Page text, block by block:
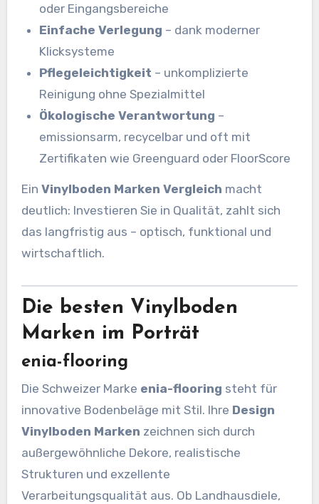
oder Eingangsbereiche
Einfache Verlegung – dank moderner
Klicksysteme
Pflegeleichtigkeit – unkomplizierte
Reinigung ohne Spezialmittel
Ökologische Verantwortung –
emissionsarm, recycelbar und oft mit
Zertifikaten wie Greenguard oder FloorScore
Ein Vinylboden Marken Vergleich macht
deutlich: Investieren Sie in Qualität, zahlt sich
das langfristig aus – optisch, funktional und
wirtschaftlich.
Die besten Vinylboden
Marken im Porträt
enia-flooring
Die Schweizer Marke enia-flooring steht für
innovative Bodenbeläge mit Stil. Ihre Design
Vinylboden Marken zeichnen sich durch
außergewöhnliche Dekore, realistische
Strukturen und exzellente
Verarbeitungsqualität aus. Ob Landhausdiele,